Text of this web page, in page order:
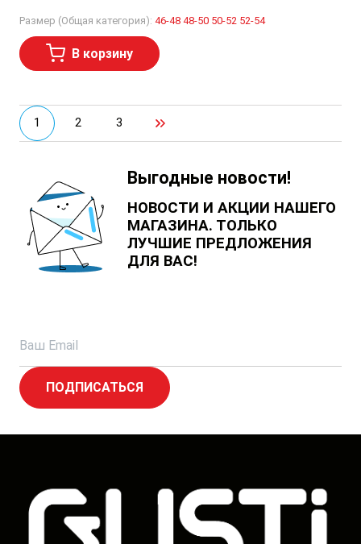
Размер (Общая категория): 46-48 48-50 50-52 52-54
В корзину
1 2 3
Выгодные новости!
НОВОСТИ И АКЦИИ НАШЕГО
МАГАЗИНА. ТОЛЬКО
ЛУЧШИЕ ПРЕДЛОЖЕНИЯ
ДЛЯ ВАС!
ПОДПИСАТЬСЯ